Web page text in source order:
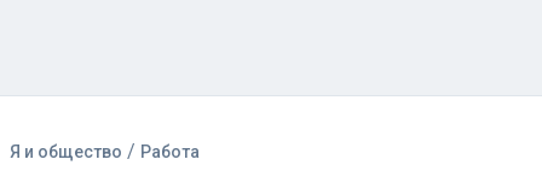
Я и общество / Работа